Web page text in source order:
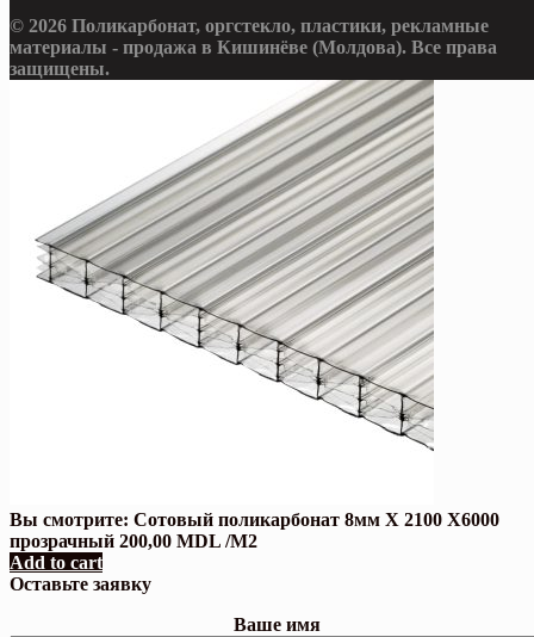
© 2026 Поликарбонат, оргстекло, пластики, рекламные
материалы - продажа в Кишинёве (Молдова). Все права
защищены.
Вы смотрите: Сотовый поликарбонат 8мм X 2100 X6000
прозрачный 200,00 MDL /М2
Add to cart
Оставьте заявку
Ваше имя